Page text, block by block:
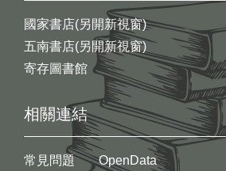
國家書店(另開新視窗)
五南書店(另開新視窗)
寄存圖書館
相關連結
常見問題
OpenData